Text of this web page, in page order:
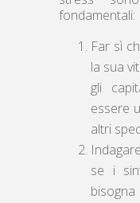
fondamentali:
Far sì
la sua
gli
essere
altri
se i